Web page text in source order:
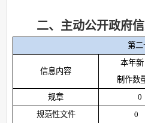
二、主动公开政府
第二
信息内容
本年新
制作数
规章 0
规范性文件
0